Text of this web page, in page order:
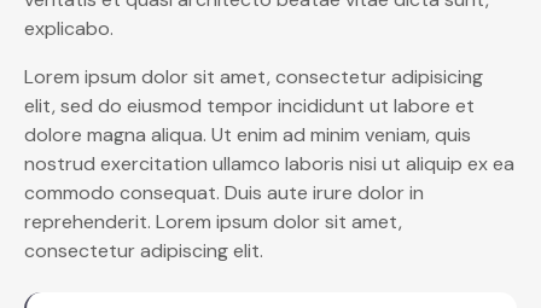
explicabo.
Lorem ipsum dolor sit amet, consectetur adipisicing
elit, sed do eiusmod tempor incididunt ut labore et
dolore magna aliqua. Ut enim ad minim veniam, quis
nostrud exercitation ullamco laboris nisi ut aliquip ex ea
commodo consequat. Duis aute irure dolor in
reprehenderit. Lorem ipsum dolor sit amet,
consectetur adipiscing elit.